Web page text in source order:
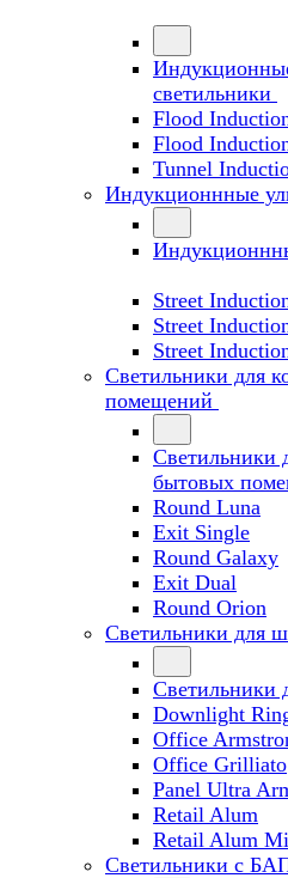
светильники
Flood
Flood
Tunnel
Индукционнные
Street
Street
Street
Светильники для
помещений
Светильники
бытовых
Round Luna
Exit Single
Round Galaxy
Exit Dual
Round Orion
Светильники для
Светильники
Downlight
Office
Office Grilliato
Panel Ultra
Retail Alum
Retail Alum
Светильники с